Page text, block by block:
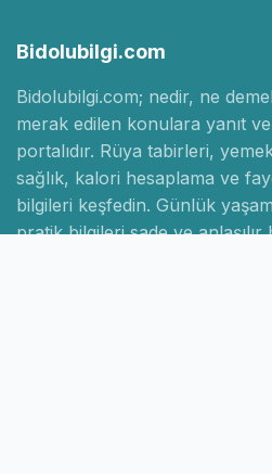
Bidolubilgi.com
Bidolubilgi.com; nedir, ne
merak edilen konulara yanıt
portalıdır. Rüya tabirleri,
sağlık, kalori hesaplama ve
bilgileri keşfedin. Günlük
pratik bilgileri sade ve anlaşılır